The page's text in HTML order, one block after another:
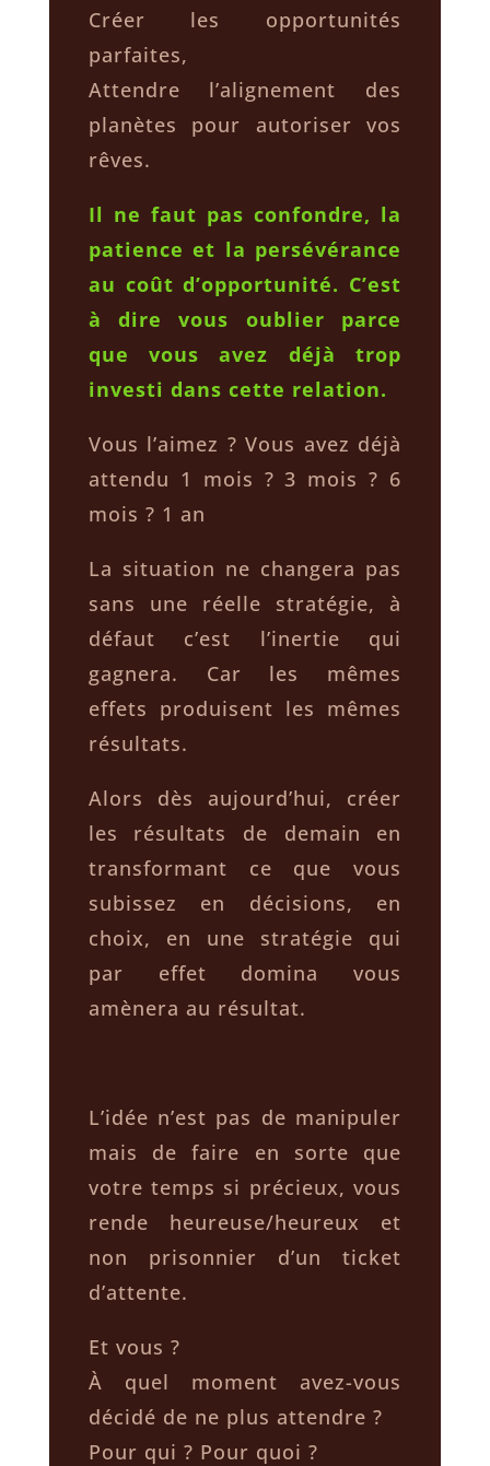
Créer les opportunités
parfaites,
Attendre l’alignement des
planètes pour autoriser vos
rêves.
Il ne faut pas confondre, la
patience et la persévérance
au coût d’opportunité. C’est
à dire vous oublier parce
que vous avez déjà trop
investi dans cette relation.
Vous l’aimez ? Vous avez déjà
attendu 1 mois ? 3 mois ? 6
mois ? 1 an
La situation ne changera pas
sans une réelle stratégie, à
défaut c’est l’inertie qui
gagnera. Car les mêmes
effets produisent les mêmes
résultats.
Alors dès aujourd’hui, créer
les résultats de demain en
transformant ce que vous
subissez en décisions, en
choix, en une stratégie qui
par effet domina vous
amènera au résultat.
L’idée n’est pas de manipuler
mais de faire en sorte que
votre temps si précieux, vous
rende heureuse/heureux et
non prisonnier d’un ticket
d’attente.
Et vous ?
À quel moment avez-vous
décidé de ne plus attendre ?
Pour qui ? Pour quoi ?